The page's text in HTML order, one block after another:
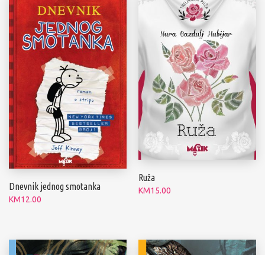
Dnevnik jednog smotanka
KM12.00
Ruža
KM15.00